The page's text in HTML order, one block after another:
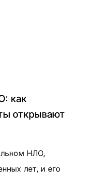
как
открывают
НЛО,
лет, и его